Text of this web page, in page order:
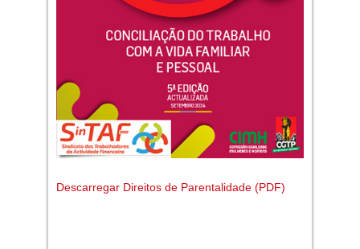
Descarregar Direitos de Parentalidade (PDF)